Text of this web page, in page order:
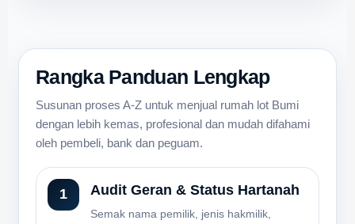
Rangka Panduan Lengkap
Susunan proses A-Z untuk menjual rumah lot Bumi
dengan lebih kemas, profesional dan mudah difahami
oleh pembeli, bank dan peguam.
Audit Geran & Status Hartanah
Semak nama pemilik, jenis hakmilik,